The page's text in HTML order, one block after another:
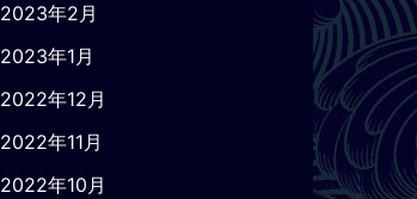
2023年2月
2023年1月
2022年12月
2022年11月
2022年10月